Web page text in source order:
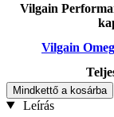
Vilgain
Vilgain
Mindkettő a kosárba
Leírás